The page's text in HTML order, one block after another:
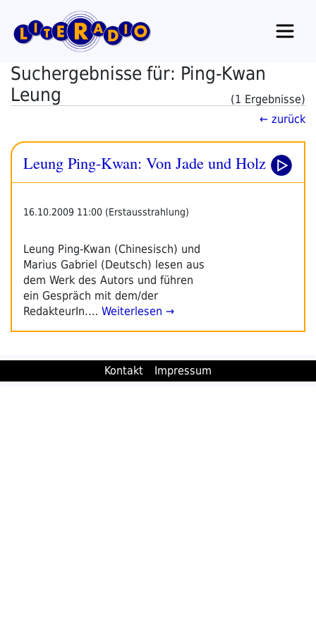
Inhalt
springen
Suchergebnisse für: Ping-Kwan
Leung
(1 Ergebnisse)
← zurück
Leung Ping-Kwan: Von Jade und Holz
16.10.2009 11:00 (Erstausstrahlung)
Leung Ping-Kwan (Chinesisch) und
Marius Gabriel (Deutsch) lesen aus
dem Werk des Autors und führen
ein Gespräch mit dem/der
RedakteurIn.… Weiterlesen →
Kontakt Impressum